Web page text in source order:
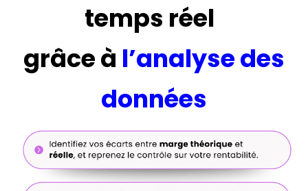
temps réel
grâce à l’analyse des
données